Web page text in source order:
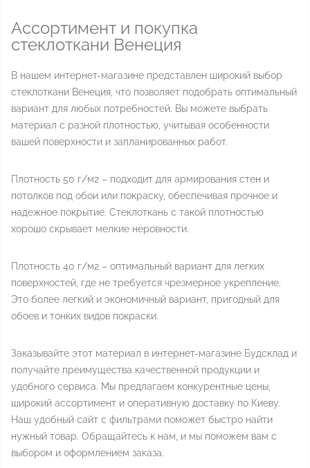
Ассортимент и покупка
стеклоткани Венеция
В нашем интернет-магазине представлен широкий выбор
стеклоткани Венеция, что позволяет подобрать оптимальный
вариант для любых потребностей. Вы можете выбрать
материал с разной плотностью, учитывая особенности
вашей поверхности и запланированных работ.
Плотность 50 г/м2 – подходит для армирования стен и
потолков под обои или покраску, обеспечивая прочное и
надежное покрытие. Стеклоткань с такой плотностью
хорошо скрывает мелкие неровности.
Плотность 40 г/м2 – оптимальный вариант для легких
поверхностей, где не требуется чрезмерное укрепление.
Это более легкий и экономичный вариант, пригодный для
обоев и тонких видов покраски.
Заказывайте этот материал в интернет-магазине Будсклад и
получайте преимущества качественной продукции и
удобного сервиса. Мы предлагаем конкурентные цены,
широкий ассортимент и оперативную доставку по Киеву.
Наш удобный сайт с фильтрами поможет быстро найти
нужный товар. Обращайтесь к нам, и мы поможем вам с
выбором и оформлением заказа.